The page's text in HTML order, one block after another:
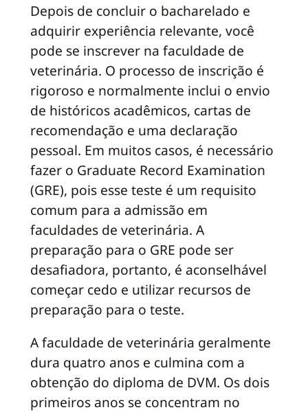
Depois de concluir o bacharelado e
adquirir experiência relevante, você
pode se inscrever na faculdade de
veterinária. O processo de inscrição é
rigoroso e normalmente inclui o envio
de históricos acadêmicos, cartas de
recomendação e uma declaração
pessoal. Em muitos casos, é necessário
fazer o Graduate Record Examination
(GRE), pois esse teste é um requisito
comum para a admissão em
faculdades de veterinária. A
preparação para o GRE pode ser
desafiadora, portanto, é aconselhável
começar cedo e utilizar recursos de
preparação para o teste.
A faculdade de veterinária geralmente
dura quatro anos e culmina com a
obtenção do diploma de DVM. Os dois
primeiros anos se concentram no